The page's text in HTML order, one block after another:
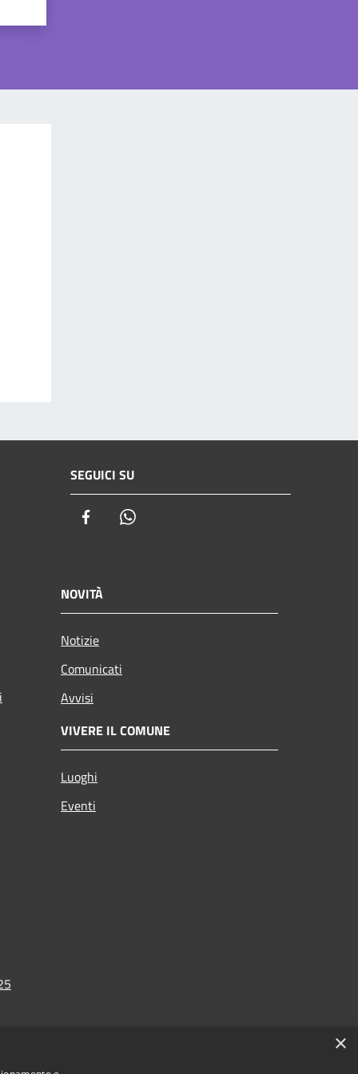
SEGUICI SU
Facebook
NOVITÀ
Notizie
Comunicati
Avvisi
VIVERE IL COMUNE
Luoghi
Eventi
×